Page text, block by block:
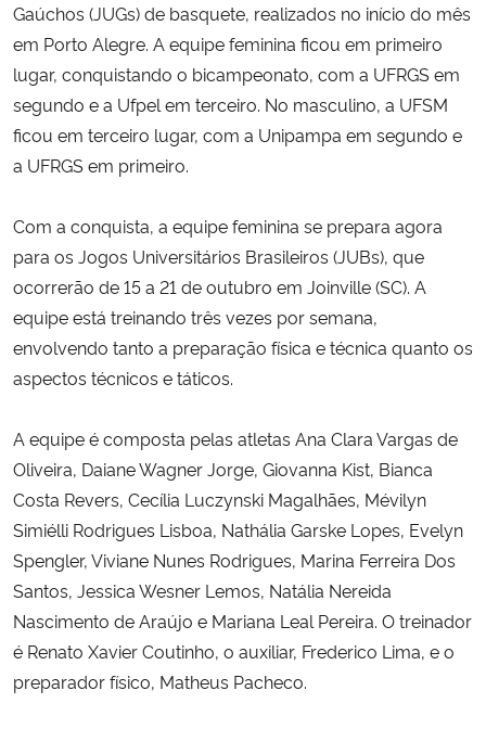
Banco Central do Brasil
Planalto
Gaúchos (JUGs) de basquete, realizados no início do mês
em Porto Alegre. A equipe feminina ficou em primeiro
lugar, conquistando o bicampeonato, com a UFRGS em
segundo e a Ufpel em terceiro. No masculino, a UFSM
ficou em terceiro lugar, com a Unipampa em segundo e
a UFRGS em primeiro.
Com a conquista, a equipe feminina se prepara agora
para os Jogos Universitários Brasileiros (JUBs), que
ocorrerão de 15 a 21 de outubro em Joinville (SC). A
equipe está treinando três vezes por semana,
envolvendo tanto a preparação física e técnica quanto os
aspectos técnicos e táticos.
A equipe é composta pelas atletas Ana Clara Vargas de
Oliveira, Daiane Wagner Jorge, Giovanna Kist, Bianca
Costa Revers, Cecília Luczynski Magalhães, Mévilyn
Simiélli Rodrigues Lisboa, Nathália Garske Lopes, Evelyn
Spengler,Viviane Nunes Rodrigues, Marina Ferreira Dos
Santos, Jessica Wesner Lemos, Natália Nereida
Nascimento de Araújo e Mariana Leal Pereira. Otreinador
é Renato Xavier Coutinho, o auxiliar, Frederico Lima, e o
preparador físico, Matheus Pacheco.